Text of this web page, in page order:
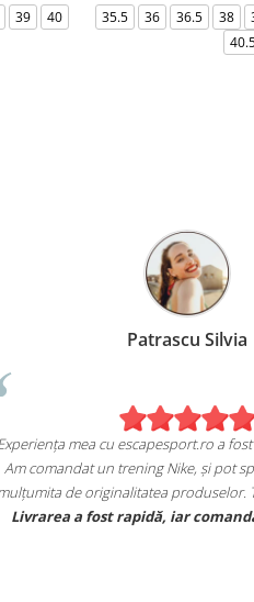
39
40
35.5 36 36.5 38
Patrascu Silvia
Experiența mea cu escapesport.ro a
Am comandat un trening Nike, și pot
mulțumita de originalitatea
Livrarea a fost rapidă, iar